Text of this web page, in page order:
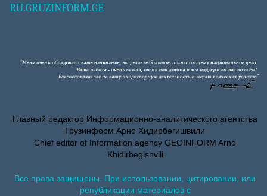
RU.GRUZINFORM.GE
Главный редактор Информационно-аналитического агентства
Грузинформ Арно Хидирбегишвили
Chief editor of Information agency GEOINFORM Arno
Khidirbegishvili
Все права защищены. При использовании, цитировании, или
републикации материалов с